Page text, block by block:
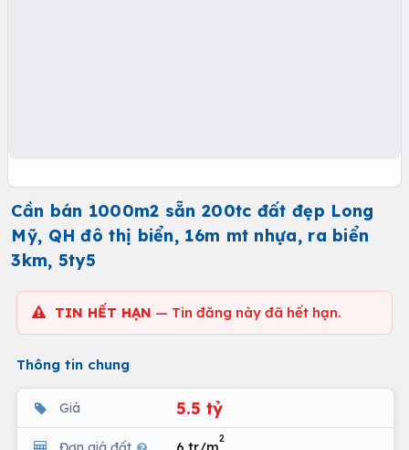
Cần bán 1000m2 sẵn 200tc đất đẹp Long
Mỹ, QH đô thị biển, 16m mt nhựa, ra biển
3km, 5ty5
TIN HẾT HẠN — Tin đăng này đã hết hạn.
Thông tin chung
Giá 5.5 tỷ
2